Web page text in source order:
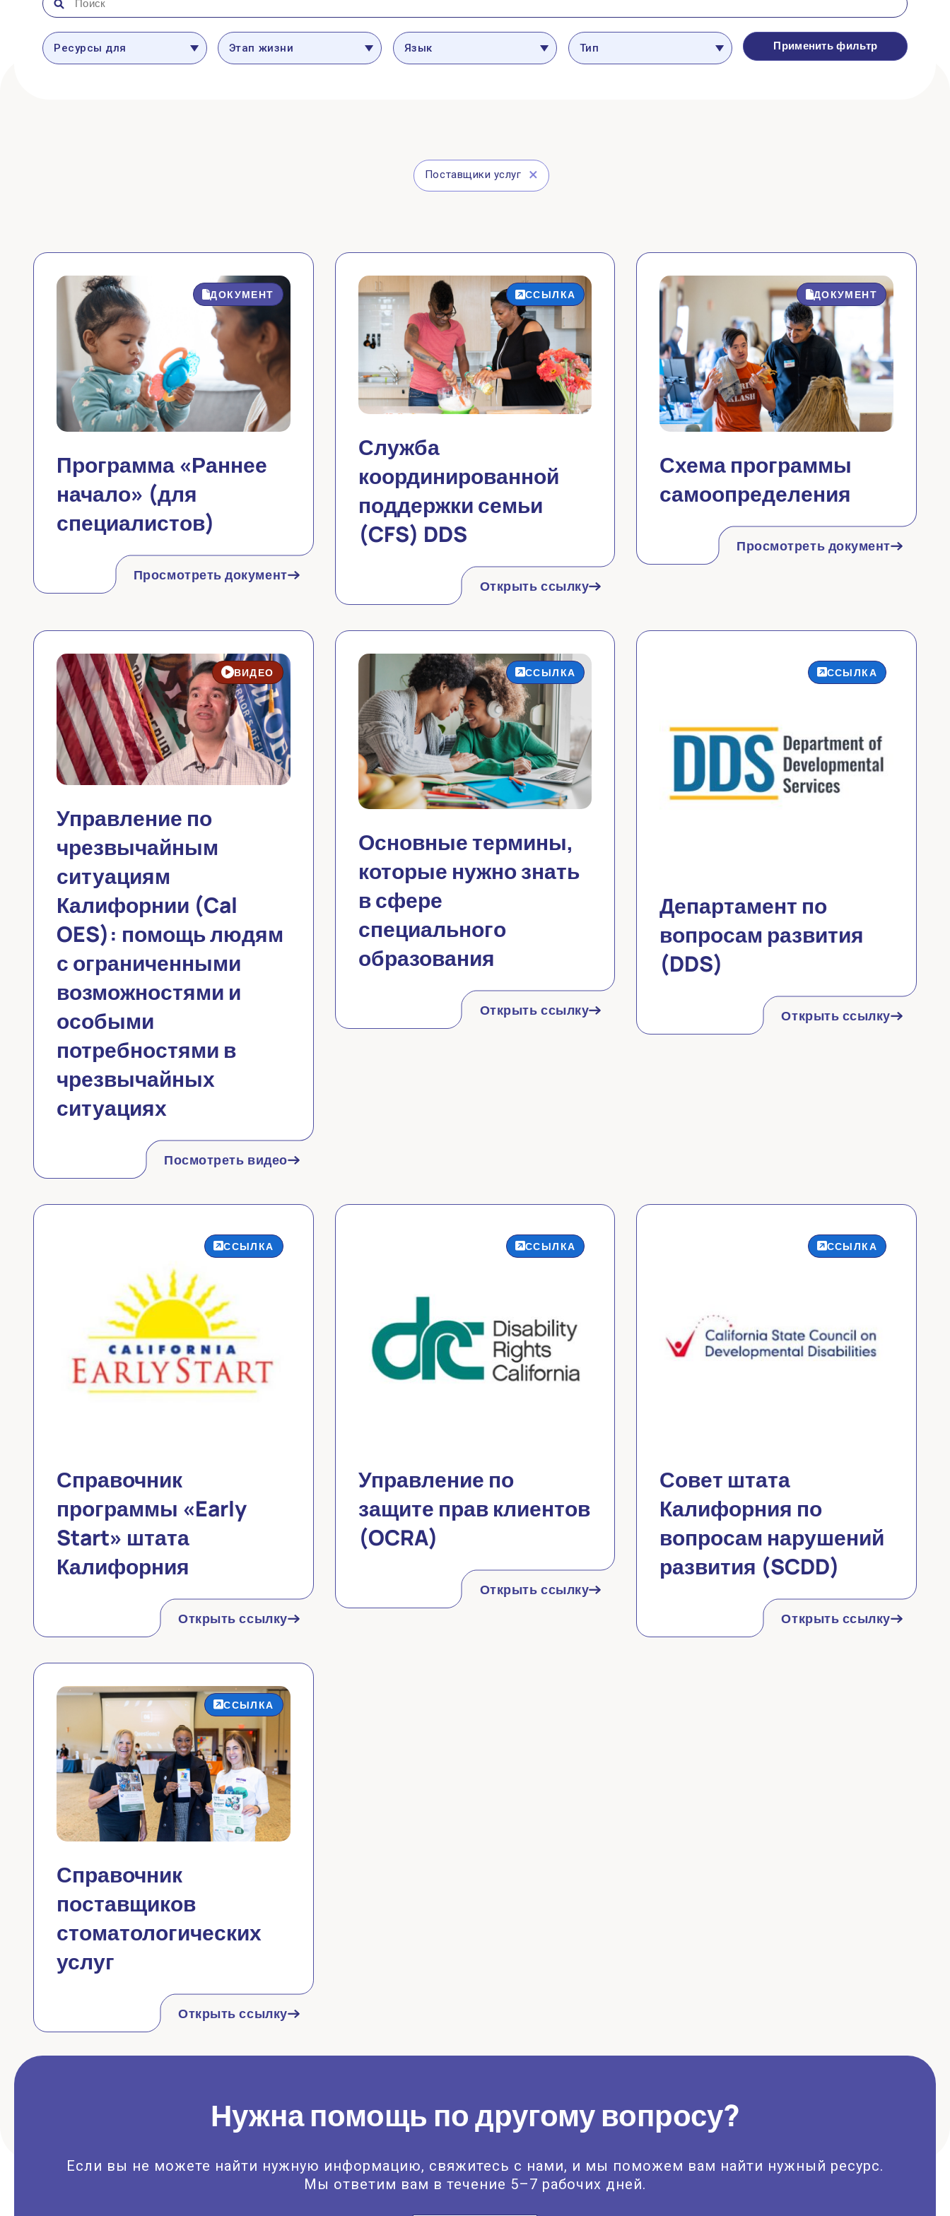
РЕСУРСЫ ДЛЯ:ПОСТАВЩИКОВ УСЛУГ
Ресурсы для Этап жизни Язык Тип Применить фильтр
Поставщики услуг
ДОКУМЕНТ
Программа «Раннее
начало» (для
специалистов)
Просмотреть документ
ССЫЛКА
Служба
координированной
поддержки семьи
(CFS) DDS
Открыть ссылку
ДОКУМЕНТ
Схема программы
самоопределения
Просмотреть документ
ВИДЕО
Управление по
чрезвычайным
ситуациям
Калифорнии (Cal
OES): помощь людям
с ограниченными
возможностями и
особыми
потребностями в
чрезвычайных
ситуациях
Посмотреть видео
ССЫЛКА
Основные термины,
которые нужно знать
в сфере
специального
образования
Открыть ссылку
ССЫЛКА
Департамент по
вопросам развития
(DDS)
Открыть ссылку
ССЫЛКА
Справочник
программы «Early
Start» штата
Калифорния
Открыть ссылку
ССЫЛКА
Управление по
защите прав клиентов
(OCRA)
Открыть ссылку
ССЫЛКА
Совет штата
Калифорния по
вопросам нарушений
развития (SCDD)
Открыть ссылку
ССЫЛКА
Справочник
поставщиков
стоматологических
услуг
Открыть ссылку
Нужна помощь по другому вопросу?
Если вы не можете найти нужную информацию, свяжитесь с нами, и мы поможем вам найти нужный ресурс.
Мы ответим вам в течение 5–7 рабочих дней.